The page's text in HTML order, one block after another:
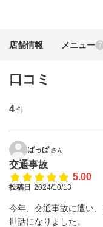
店舗情報 メニュー 7
口コミ
4 件
ばっぱ さん
交通事故
5.00
投稿日 2024/10/13
今年、交通事故に遭い
世話になりました。